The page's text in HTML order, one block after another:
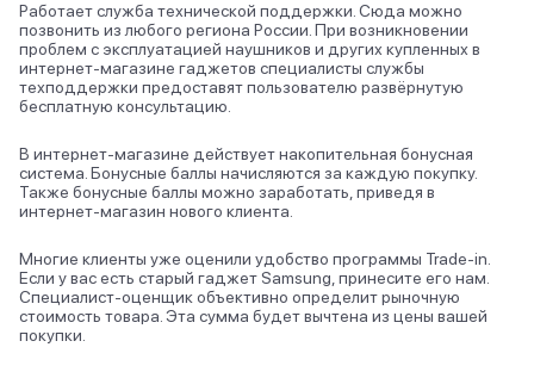
Работает служба технической поддержки. Сюда можно
позвонить из любого региона России. При возникновении
проблем с эксплуатацией наушников и других купленных в
интернет-магазине гаджетов специалисты службы
техподдержки предоставят пользователю развёрнутую
бесплатную консультацию.
В интернет-магазине действует накопительная бонусная
система. Бонусные баллы начисляются за каждую покупку.
Также бонусные баллы можно заработать, приведя в
интернет-магазин нового клиента.
Многие клиенты уже оценили удобство программы Trade-in.
Если у вас есть старый гаджет Samsung, принесите его нам.
Специалист-оценщик объективно определит рыночную
стоимость товара. Эта сумма будет вычтена из цены вашей
покупки.